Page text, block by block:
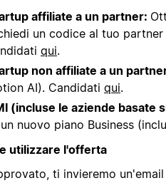
affiliate a un partner:
un codice al tuo
qui.
non affiliate a un
AI). Candidati qui.
(incluse le aziende basate
nuovo piano Business
utilizzare l'offerta
ti invieremo